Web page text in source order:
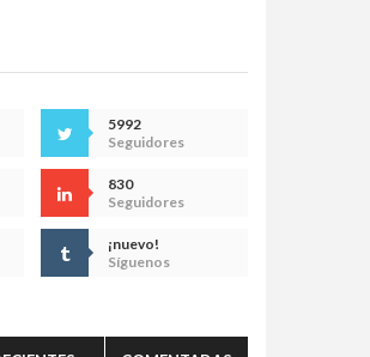
5992
Seguidores
830
Seguidores
¡nuevo!
Síguenos